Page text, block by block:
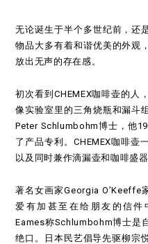
无论诞生于半个多世纪前，还
物品大多有着和谐优美的外观
放出无声的存在感。
初次看到CHEMEX咖啡壶的人
像实验室里的三角烧瓶和漏斗
Peter Schlumbohm博士，他
了产品专利。CHEMEX咖啡壶
以及同时兼作滴漏壶和咖啡盛
著名女画家Georgia O’Keeffe
爱有加甚至在给朋友的信件
Eames称Schlumbohm博士是
绝口。日本民艺倡导先驱柳宗